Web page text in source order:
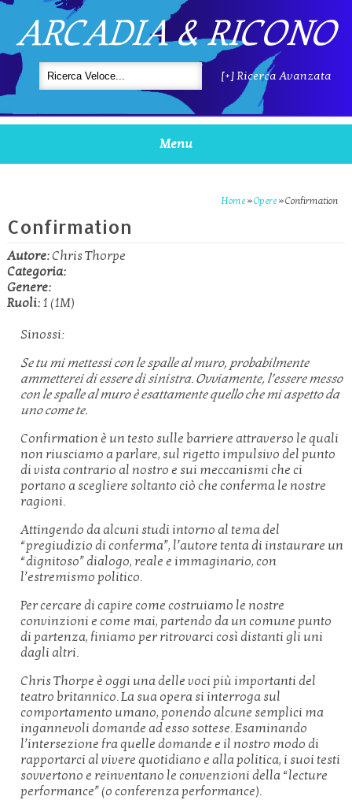
ARCADIA & RICONO
[+] Ricerca Avanzata
Menu
Home »Opere »Confirmation
Confirmation
Autore:Chris Thorpe
Categoria:
Genere:
Ruoli:1 (1M)
Sinossi:
Se tu mi mettessi con le spalle al muro, probabilmente
ammetterei di essere di sinistra. Ovviamente, l’essere messo
con le spalle al muro è esattamente quello che mi aspetto da
uno come te.
Confirmation è un testo sulle barriere attraverso le quali
non riusciamo a parlare, sul rigetto impulsivo del punto
di vista contrario al nostro e sui meccanismi che ci
portano a scegliere soltanto ciò che conferma le nostre
ragioni.
Attingendo da alcuni studi intorno al tema del
“pregiudizio di conferma”, l’autore tenta di instaurare un
“dignitoso” dialogo, reale e immaginario, con
l’estremismo politico.
Per cercare di capire come costruiamo le nostre
convinzioni e come mai, partendo da un comune punto
di partenza, finiamo per ritrovarci così distanti gli uni
dagli altri.
Chris Thorpe è oggi una delle voci più importanti del
teatro britannico. La sua opera si interroga sul
comportamento umano, ponendo alcune semplici ma
ingannevoli domande ad esso sottese. Esaminando
l’intersezione fra quelle domande e il nostro modo di
rapportarci al vivere quotidiano e alla politica, i suoi testi
sovvertono e reinventano le convenzioni della “lecture
performance” (o conferenza performance).